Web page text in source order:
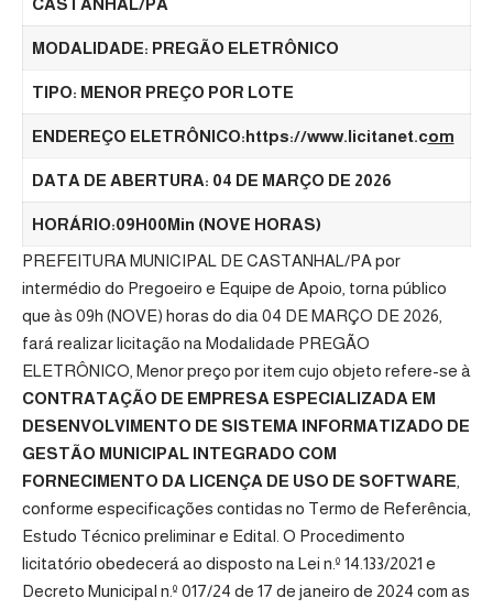
CASTANHAL/PA
MODALIDADE: PREGÃO ELETRÔNICO
TIPO: MENOR PREÇO POR LOTE
ENDEREÇO ELETRÔNICO:https://www.licitanet.com
DATA DE ABERTURA: 04 DE MARÇO DE 2026
HORÁRIO:09H00Min (NOVE HORAS)
PREFEITURA MUNICIPAL DE CASTANHAL/PA por
intermédio do Pregoeiro e Equipe de Apoio, torna público
que às 09h (NOVE) horas do dia 04 DE MARÇO DE 2026,
fará realizar licitação na Modalidade PREGÃO
ELETRÔNICO, Menor preço por item cujo objeto refere-se à
CONTRATAÇÃO DE EMPRESA ESPECIALIZADA EM
DESENVOLVIMENTO DE SISTEMA INFORMATIZADO DE
GESTÃO MUNICIPAL INTEGRADO COM
FORNECIMENTO DA LICENÇA DE USO DE SOFTWARE
conforme especificações contidas no Termo de Referência,
Estudo Técnico preliminar e Edital. O Procedimento
licitatório obedecerá ao disposto na Lei n.º 14.133/2021 e
Decreto Municipal n.º 017/24 de 17 de janeiro de 2024 com as